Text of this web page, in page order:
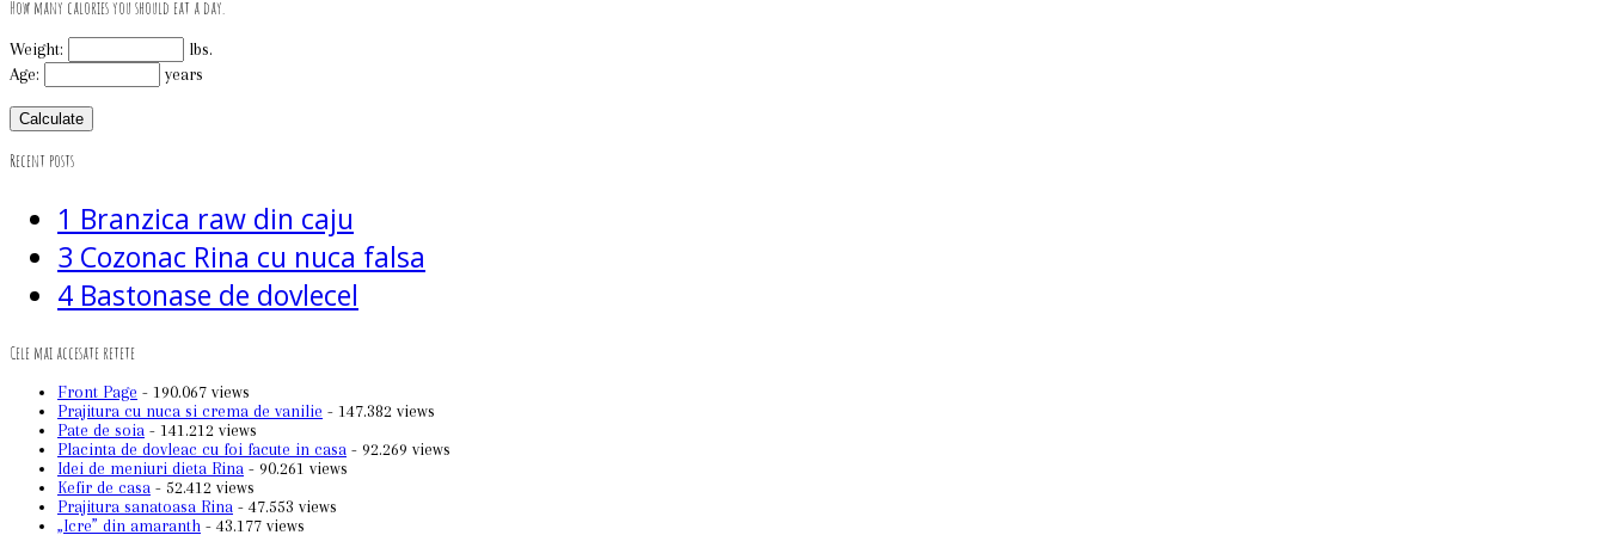
How many calories you should eat a day.
Weight:
lbs.
Age:
years
Recent posts
1 Branzica raw din caju
3 Cozonac Rina cu nuca falsa
4 Bastonase de dovlecel
Cele mai accesate retete
Front Page - 190.067 views
Prajitura cu nuca si crema de vanilie - 147.382 views
Pate de soia - 141.212 views
Placinta de dovleac cu foi facute in casa - 92.269 views
Idei de meniuri dieta Rina - 90.261 views
Kefir de casa - 52.412 views
Prajitura sanatoasa Rina - 47.553 views
„Icre” din amaranth - 43.177 views